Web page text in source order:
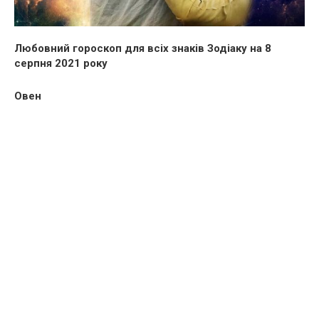
Любовний гороскоп для всіх знаків Зодіаку на 8
серпня 2021 року
Овен